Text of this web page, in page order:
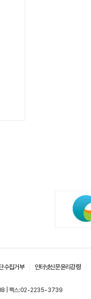
수집거부 인터넷신문윤리강령
| 팩스:02-2235-3739